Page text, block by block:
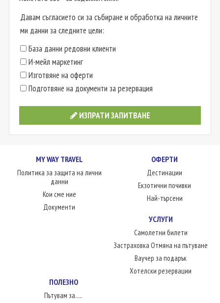
Давам съгласието си за събиране и обработка на личните
ми данни за следните цели:
База данни редовни клиенти
И-мейл маркетинг
Изготвяне на оферти
Подготвяне на документи за резервация
ИЗПРАТИ ЗАПИТВАНЕ
MY WAY TRAVEL
Политика за защита на лични
данни
Кои сме ние
Документи
ОФЕРТИ
Дестинации
Екзотични почивки
Най-търсени
УСЛУГИ
Самолетни билети
Застраховка Отмяна на пътуване
Ваучер за подарък
Хотелски резервации
ПОЛЕЗНО
Пътувам за.....